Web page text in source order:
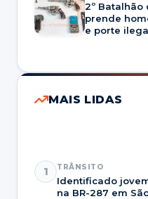
2º Batalhão
prende
e porte
MAIS LIDAS
1 TRÂNSITO
Identificado
na BR-287 em